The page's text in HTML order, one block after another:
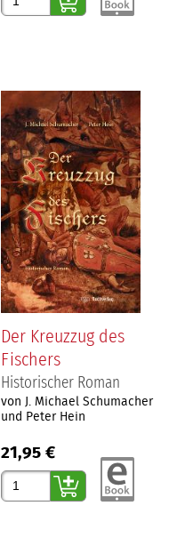
Der Kreuzzug des
Fischers
Historischer Roman
von J. Michael Schumacher
und Peter Hein
21,95 €
Gewünschte Anzahl